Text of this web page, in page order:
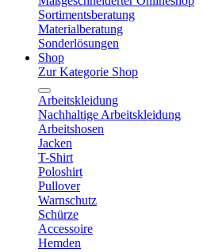
Sortimentsberatung
Materialberatung
Sonderlösungen
Shop
Zur Kategorie Shop
Arbeitskleidung
Nachhaltige Arbeitskleidung
Arbeitshosen
Jacken
T-Shirt
Poloshirt
Pullover
Warnschutz
Schürze
Accessoire
Hemden